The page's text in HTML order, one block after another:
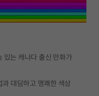
있는 캐나다 출신 만화가
대담하고 명쾌한 색상